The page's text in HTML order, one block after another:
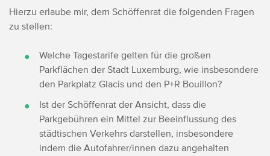
Hierzu erlaube mir, dem Schöffenrat die folgenden Fragen
zu stellen:
Welche Tagestarife gelten für die großen
Parkflächen der Stadt Luxemburg, wie insbesondere
den Parkplatz Glacis und den P+R Bouillon?
Ist der Schöffenrat der Ansicht, dass die
Parkgebühren ein Mittel zur Beeinflussung des
städtischen Verkehrs darstellen, insbesondere
indem die Autofahrer/innen dazu angehalten